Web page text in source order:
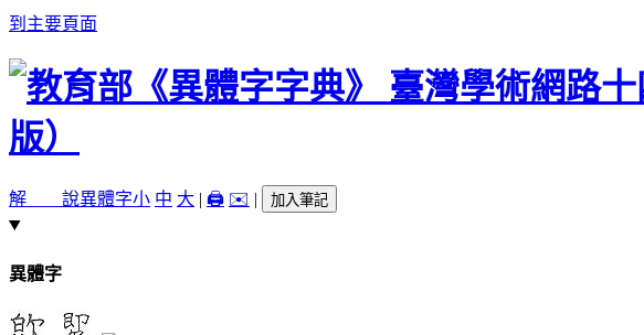
到主要頁面
解 說異體字小 中 大 | 🖨️ ✉️ | 加入筆記
異體字